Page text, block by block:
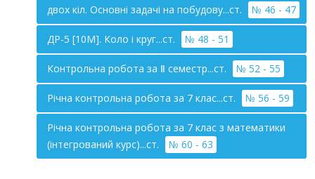
двох кіл. Основні задачі на побудову...ст.
№ 46 - 47
ДР-5 [10М]. Коло і круг...ст. № 48 - 51
Контрольна робота за Ⅱ семестр...ст. № 52 - 55
Річна контрольна робота за 7 клас...ст. № 56 - 59
Річна контрольна робота за 7 клас з математики
(інтегрований курс)...ст.
№ 60 - 63